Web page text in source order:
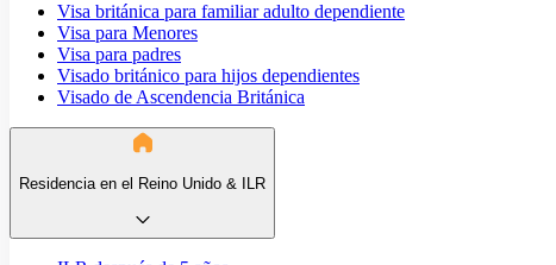
Visa británica para familiar adulto dependiente
Visa para Menores
Visa para padres
Visado británico para hijos dependientes
Visado de Ascendencia Británica
Residencia en el Reino Unido & ILR